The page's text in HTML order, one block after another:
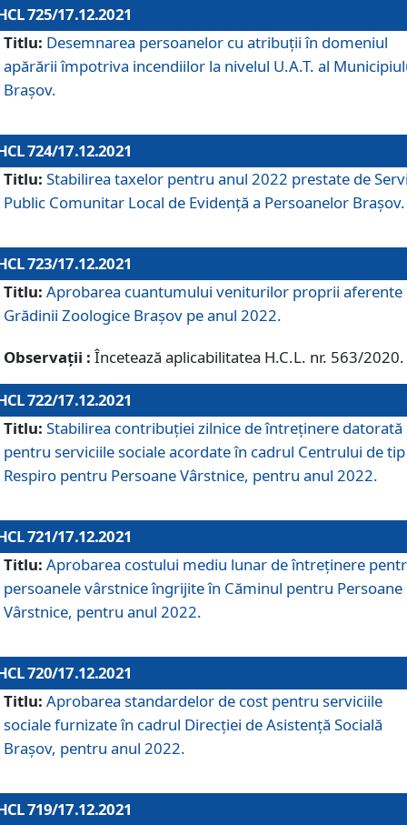
725/17.12.2021
Titlu: Desemnarea persoanelor cu atribuții în domeniul
apărării împotriva incendiilor la nivelul U.A.T. al
Brașov.
724/17.12.2021
Titlu: Stabilirea taxelor pentru anul 2022 prestate de
Public Comunitar Local de Evidență a Persoanelor Braşov.
723/17.12.2021
Titlu: Aprobarea cuantumului veniturilor proprii aferente
Grădinii Zoologice Braşov pe anul 2022.
Observații : Încetează aplicabilitatea H.C.L. nr. 563/2020.
722/17.12.2021
Titlu: Stabilirea contribuţiei zilnice de întreținere datorată
pentru serviciile sociale acordate în cadrul Centrului de tip
Respiro pentru Persoane Vârstnice, pentru anul 2022.
721/17.12.2021
Titlu: Aprobarea costului mediu lunar de întreţinere
persoanele vârstnice îngrijite în Căminul pentru Persoane
Vârstnice, pentru anul 2022.
720/17.12.2021
Titlu: Aprobarea standardelor de cost pentru serviciile
sociale furnizate în cadrul Direcției de Asistență Socială
Brașov, pentru anul 2022.
719/17.12.2021